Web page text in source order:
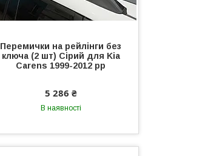
Перемички на рейлінги без
ключа (2 шт) Сірий для Kia
Carens 1999-2012 рр
5 286 ₴
В наявності